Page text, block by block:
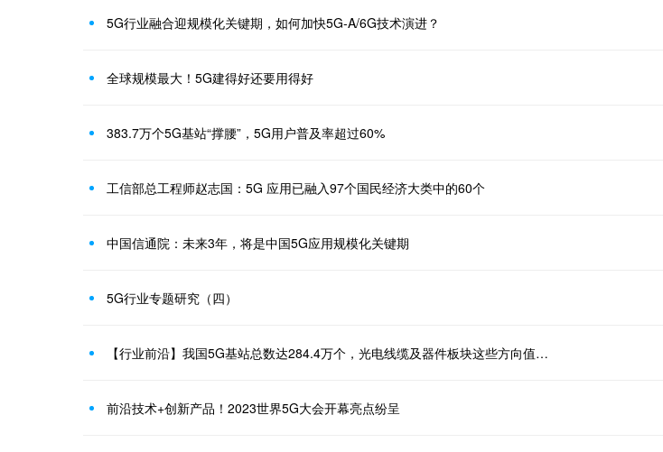
5G行业融合迎规模化关键期，如何加快5G-A/6G技术演进？
全球规模最大！5G建得好还要用得好
383.7万个5G基站“撑腰”，5G用户普及率超过60%
工信部总工程师赵志国：5G 应用已融入97个国民经济大类中的60个
中国信通院：未来3年，将是中国5G应用规模化关键期
5G行业专题研究（四）
【行业前沿】我国5G基站总数达284.4万个，光电线缆及器件板块这些方向值得关注
前沿技术+创新产品！2023世界5G大会开幕亮点纷呈